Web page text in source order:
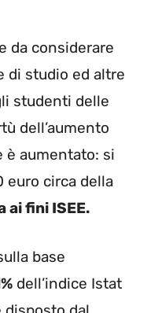
da considerare
di studio ed altre
studenti delle
dell’aumento
è aumentato: si
euro circa della
ai fini ISEE.
base
dell’indice Istat